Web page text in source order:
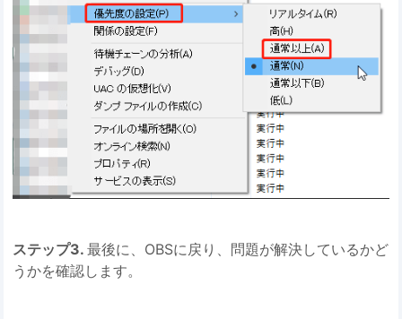
ステップ3.最後に、OBSに戻り、問題が解決しているかど
うかを確認します。